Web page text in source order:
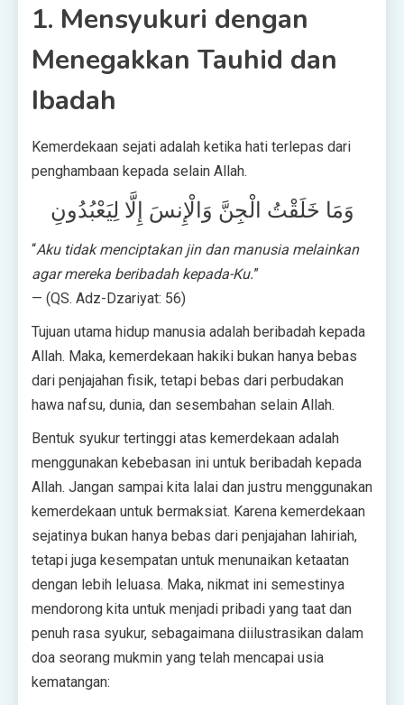
1. Mensyukuri dengan
Menegakkan Tauhid dan
Ibadah
Kemerdekaan sejati adalah ketika hati terlepas dari
penghambaan kepada selain Allah.
وَمَا خَلَقْتُ الْجِنَّ وَالْإِنسَ إِلَّا لِيَعْبُدُونِ
“Aku tidak menciptakan jin dan manusia melainkan
agar mereka beribadah kepada-Ku.”
— (QS. Adz-Dzariyat: 56)
Tujuan utama hidup manusia adalah beribadah kepada
Allah. Maka, kemerdekaan hakiki bukan hanya bebas
dari penjajahan fisik, tetapi bebas dari perbudakan
hawa nafsu, dunia, dan sesembahan selain Allah.
Bentuk syukur tertinggi atas kemerdekaan adalah
menggunakan kebebasan ini untuk beribadah kepada
Allah. Jangan sampai kita lalai dan justru menggunakan
kemerdekaan untuk bermaksiat. Karena kemerdekaan
sejatinya bukan hanya bebas dari penjajahan lahiriah,
tetapi juga kesempatan untuk menunaikan ketaatan
dengan lebih leluasa. Maka, nikmat ini semestinya
mendorong kita untuk menjadi pribadi yang taat dan
penuh rasa syukur, sebagaimana diilustrasikan dalam
doa seorang mukmin yang telah mencapai usia
kematangan: